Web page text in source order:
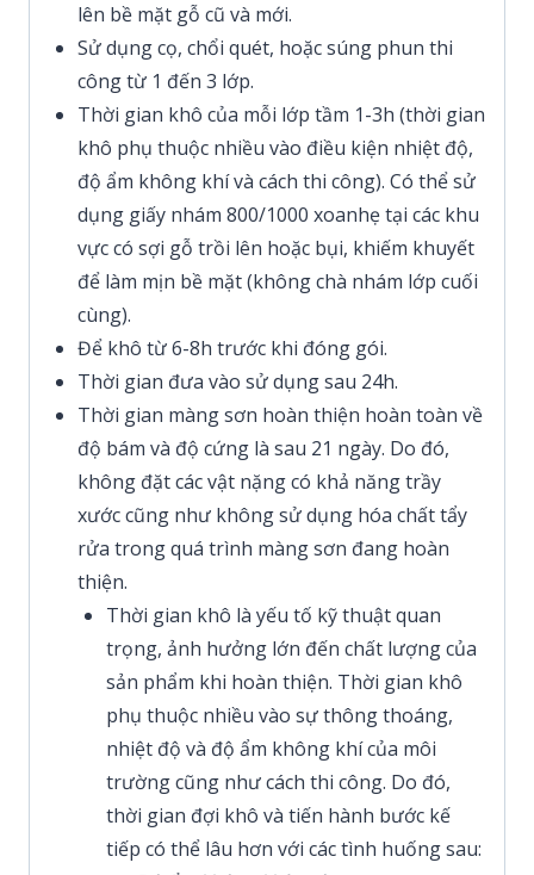
lên bề mặt gỗ cũ và mới.
Sử dụng cọ, chổi quét, hoặc súng phun thi
công từ 1 đến 3 lớp.
Thời gian khô của mỗi lớp tầm 1-3h (thời gian
khô phụ thuộc nhiều vào điều kiện nhiệt độ,
độ ẩm không khí và cách thi công). Có thể sử
dụng giấy nhám 800/1000 xoanhẹ tại các khu
vực có sợi gỗ trồi lên hoặc bụi, khiếm khuyết
để làm mịn bề mặt (không chà nhám lớp cuối
cùng).
Để khô từ 6-8h trước khi đóng gói.
Thời gian đưa vào sử dụng sau 24h.
Thời gian màng sơn hoàn thiện hoàn toàn về
độ bám và độ cứng là sau 21 ngày. Do đó,
không đặt các vật nặng có khả năng trầy
xước cũng như không sử dụng hóa chất tẩy
rửa trong quá trình màng sơn đang hoàn
thiện.
Thời gian khô là yếu tố kỹ thuật quan
trọng, ảnh hưởng lớn đến chất lượng của
sản phẩm khi hoàn thiện. Thời gian khô
phụ thuộc nhiều vào sự thông thoáng,
nhiệt độ và độ ẩm không khí của môi
trường cũng như cách thi công. Do đó,
thời gian đợi khô và tiến hành bước kế
tiếp có thể lâu hơn với các tình huống sau: